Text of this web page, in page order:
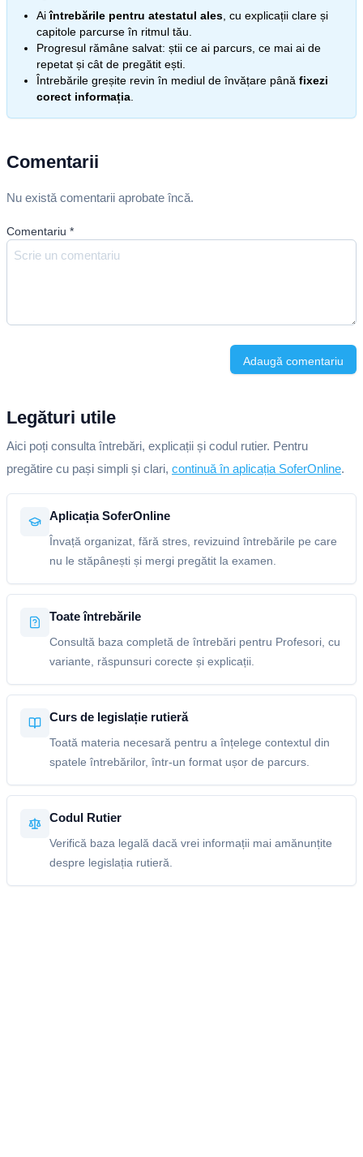
Aiîntrebările pentru atestatul ales , cu explicații clare și
capitole parcurse în ritmul tău.
Progresul rămâne salvat: știi ce ai parcurs, ce mai ai de
repetat și cât de pregătit ești.
Întrebările greșite revin în mediul de învățare până fixezi
corect informația
Comentarii
Nu există comentarii aprobate încă.
Comentariu *
Adaugă comentariu
Legături utile
Aici poți consulta întrebări, explicații și codul rutier. Pentru
pregătire cu pași simpli și clari, continuă în aplicația SoferOnline.
Aplicația SoferOnline
Învață organizat, fără stres, revizuind întrebările pe care
nu le stăpânești și mergi pregătit la examen.
Toate întrebările
Consultă baza completă de întrebări pentru Profesori, cu
variante, răspunsuri corecte și explicații.
Curs de legislație rutieră
Toată materia necesară pentru a înțelege contextul din
spatele întrebărilor, într-un format ușor de parcurs.
Codul Rutier
Verifică baza legală dacă vrei informații mai amănunțite
despre legislația rutieră.